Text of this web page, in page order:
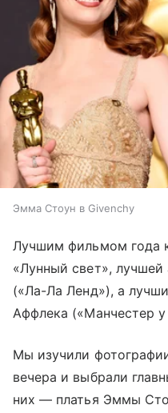
Эмма Стоун в Givenchy
Лучшим фильмом года
«Лунный свет»,
(«Ла-Ла Ленд»), а
Аффлека («Манчестер
Мы изучили
вечера и выбрали
них — платья Эммы